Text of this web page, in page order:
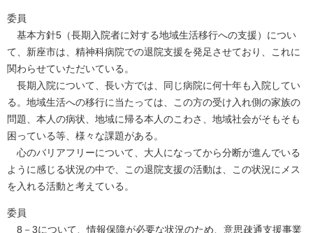
委員
基本方針5（長期入院者に対する地域生活移行への支援）につい
て、新座市は、精神科病院での退院支援を発足させており、これに
関わらせていただいている。
長期入院について、長い方では、同じ病院に何十年も入院してい
る。地域生活への移行に当たっては、この方の受け入れ側の家族の
問題、本人の病状、地域に帰る本人のこわさ、地域社会がそもそも
困っている等、様々な課題がある。
心のバリアフリーについて、大人になってから分断が進んでいる
ように感じる状況の中で、この退院支援の活動は、この状況にメス
を入れる活動と考えている。
委員
8－3について、情報保障が必要な状況のため、意思疎通支援事業